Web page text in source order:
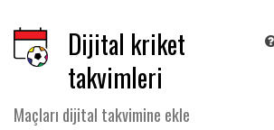
Dijital kriket
takvimleri
Maçları dijital takvimine ekle